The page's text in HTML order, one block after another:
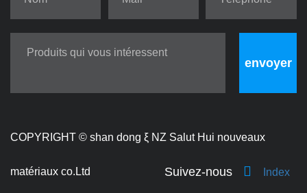
envoyer
COPYRIGHT © shan dong ξ NZ Salut Hui nouveaux
matériaux co.Ltd Suivez-nous Index